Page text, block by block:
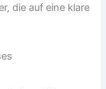
die auf eine klare